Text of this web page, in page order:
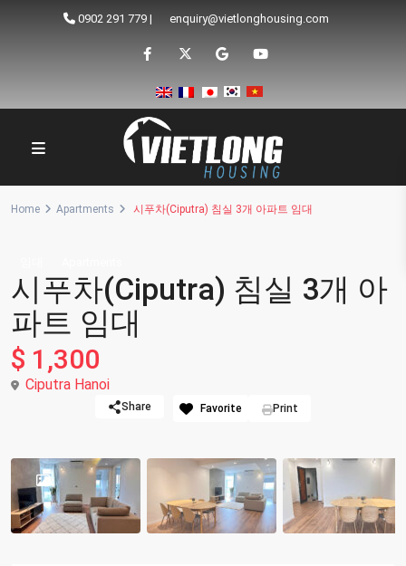
0902 291 779 | enquiry@vietlonghousing.com
Home Apartments 시푸차(Ciputra) 침실 3개 아파트 임대
시푸차(Ciputra) 침실 3개 아
파트 임대
$ 1,300
Ciputra Hanoi
Share Favorite Print